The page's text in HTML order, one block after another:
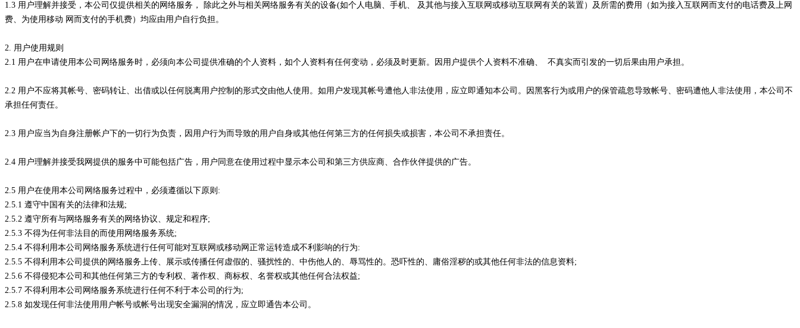
1.3 用户理解并接受，本公司仅提供相关的网络服务， 除此之外与相关网络服务有关的设备(如个人电脑、手机、 及其他与接入互联网或移动互联网有关的装置）及所需的费用（如为接入互联网而支付的电话费及上网
费、为使用移动 网而支付的手机费）均应由用户自行负担。
2. 用户使用规则
2.1 用户在申请使用本公司网络服务时，必须向本公司提供准确的个人资料，如个人资料有任何变动，必须及时更新。因用户提供个人资料不准确、 不真实而引发的一切后果由用户承担。
2.2 用户不应将其帐号、密码转让、出借或以任何脱离用户控制的形式交由他人使用。如用户发现其帐号遭他人非法使用，应立即通知本公司。因黑客行为或用户的保管疏忽导致帐号、密码遭他人非法使用，本公司不
承担任何责任。
2.3 用户应当为自身注册帐户下的一切行为负责，因用户行为而导致的用户自身或其他任何第三方的任何损失或损害，本公司不承担责任。
2.4 用户理解并接受我网提供的服务中可能包括广告，用户同意在使用过程中显示本公司和第三方供应商、合作伙伴提供的广告。
2.5 用户在使用本公司网络服务过程中，必须遵循以下原则:
2.5.1 遵守中国有关的法律和法规;
2.5.2 遵守所有与网络服务有关的网络协议、规定和程序;
2.5.3 不得为任何非法目的而使用网络服务系统;
2.5.4 不得利用本公司网络服务系统进行任何可能对互联网或移动网正常运转造成不利影响的行为:
2.5.5 不得利用本公司提供的网络服务上传、展示或传播任何虚假的、骚扰性的、中伤他人的、辱骂性的。恐吓性的、庸俗淫秽的或其他任何非法的信息资料;
2.5.6 不得侵犯本公司和其他任何第三方的专利权、著作权、商标权、名誉权或其他任何合法权益;
2.5.7 不得利用本公司网络服务系统进行任何不利于本公司的行为;
2.5.8 如发现任何非法使用用户帐号或帐号出现安全漏洞的情况，应立即通告本公司。